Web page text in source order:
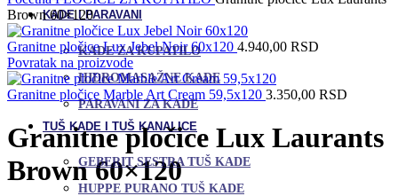
KADE I PARAVANI
KADE ZA KUPATILO
HIDROMASAŽNE KADE
PARAVANI ZA KADE
TUŠ KADE I TUŠ KANALICE
GEBERIT SESTRA TUŠ KADE
HUPPE PURANO TUŠ KADE
Brown 60×120
Granitne pločice Lux Jebel Noir 60x120 4.940,00 RSD
Povratak na proizvode
Granitne pločice Marble Art Cream 59,5x120 3.350,00 RSD
Granitne pločice Lux Laurants
Brown 60×120